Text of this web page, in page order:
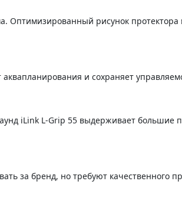
Оптимизированный рисунок протектора
и сохраняет
iLink L-Grip 55 выдерживает большие
за бренд, но требуют качественного